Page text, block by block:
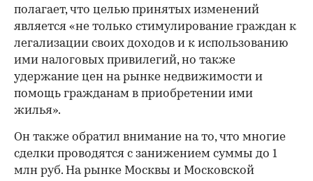
полагает, что целью принятых изменений
является «не только стимулирование граждан к
легализации своих доходов и к использованию
ими налоговых привилегий, но также
удержание цен на рынке недвижимости и
помощь гражданам в приобретении ими
жилья».
Он также обратил внимание на то, что многие
сделки проводятся с занижением суммы до 1
млн руб. На рынке Москвы и Московской